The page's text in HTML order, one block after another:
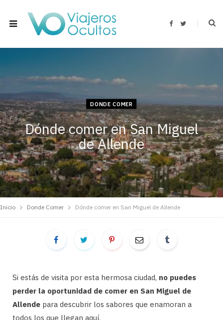
F
b
T
t
DONDE COMER
Dónde comer en San Miguel
de Allende
Inicio Donde Comer Dónde comer en San Miguel de Allende
Si estás de visita por esta hermosa ciudad, no puedes
perder la oportunidad de comer en San Miguel de
Allende para descubrir los sabores que enamoran a
todos los que llegan aquí.